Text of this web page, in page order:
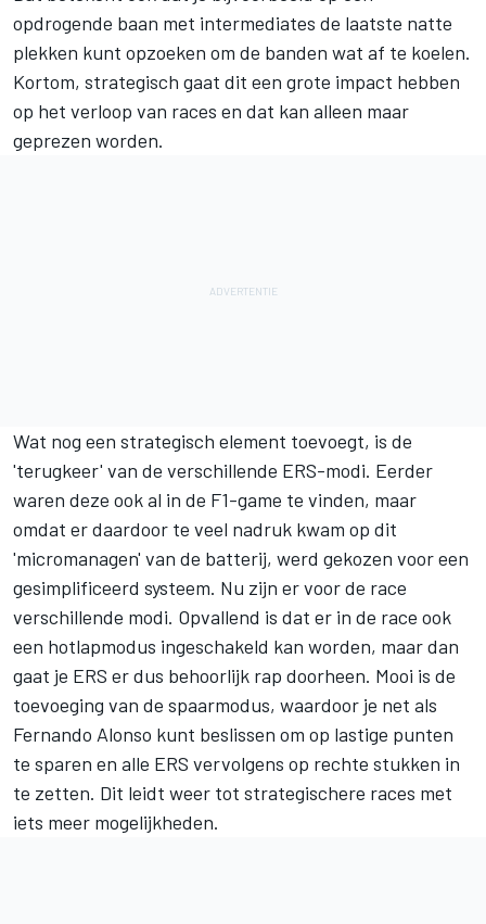
opdrogende baan met intermediates de laatste natte
plekken kunt opzoeken om de banden wat af te koelen.
Kortom, strategisch gaat dit een grote impact hebben
op het verloop van races en dat kan alleen maar
geprezen worden.
Wat nog een strategisch element toevoegt, is de
'terugkeer' van de verschillende ERS-modi. Eerder
waren deze ook al in de F1-game te vinden, maar
omdat er daardoor te veel nadruk kwam op dit
'micromanagen' van de batterij, werd gekozen voor een
gesimplificeerd systeem. Nu zijn er voor de race
verschillende modi. Opvallend is dat er in de race ook
een hotlapmodus ingeschakeld kan worden, maar dan
gaat je ERS er dus behoorlijk rap doorheen. Mooi is de
toevoeging van de spaarmodus, waardoor je net als
Fernando Alonso kunt beslissen om op lastige punten
te sparen en alle ERS vervolgens op rechte stukken in
te zetten. Dit leidt weer tot strategischere races met
iets meer mogelijkheden.